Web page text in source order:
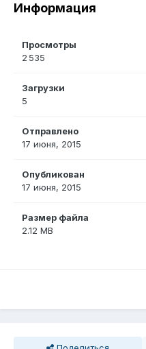
Информация
Просмотры
2 535
Загрузки
5
Отправлено
17 июня, 2015
Опубликован
17 июня, 2015
Размер файла
2.12 MB